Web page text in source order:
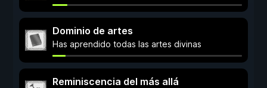
Dominio de artes
Has aprendido todas las artes divinas
Reminiscencia del más allá